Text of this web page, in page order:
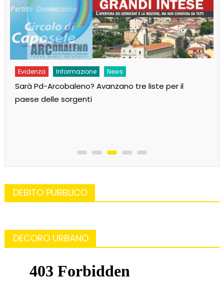
Evidenza Informazione News
Sarà Pd-Arcobaleno? Avanzano tre liste per il
paese delle sorgenti
DEBITO PUBBLICO
DECORO URBANO